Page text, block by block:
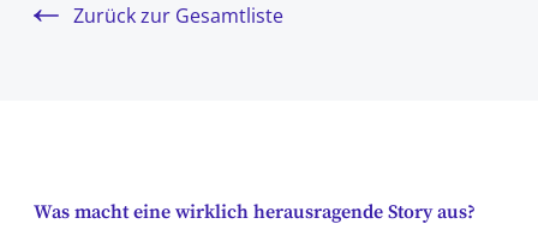
Zurück zur Gesamtliste
Was macht eine wirklich herausragende Story aus?